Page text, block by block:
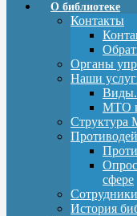
О библиотеке
Контакты
Органы
Наши
Виды.
МТО
сфере
История